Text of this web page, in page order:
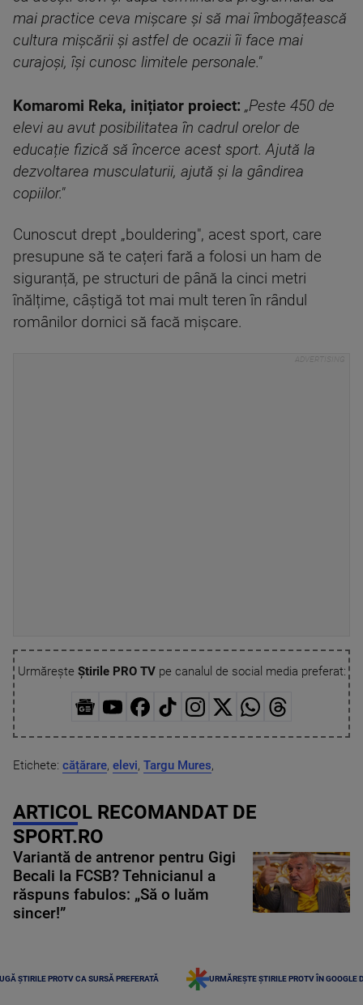
mai practice ceva mișcare și să mai îmbogățească
cultura mișcării și astfel de ocazii îi face mai
curajoși, își cunosc limitele personale."
Komaromi Reka, inițiator proiect: „Peste 450 de
elevi au avut posibilitatea în cadrul orelor de
educație fizică să încerce acest sport. Ajută la
dezvoltarea musculaturii, ajută și la gândirea
copiilor."
Cunoscut drept „bouldering", acest sport, care
presupune să te cațeri fară a folosi un ham de
siguranță, pe structuri de până la cinci metri
înălțime, câștigă tot mai mult teren în rândul
românilor dornici să facă mișcare.
Urmărește Știrile PRO TVpe canalul de social media preferat:
Etichete: cățărare, elevi, Targu Mures,
ARTICOL RECOMANDAT DE
SPORT.RO
Variantă de antrenor pentru Gigi
Becali la FCSB? Tehnicianul a
răspuns fabulos: „Să o luăm
sincer!”
ȘTIRILE PROTV CA SURSĂ PREFERATĂ URMĂREȘTE ȘTIRILE PROTV ÎN GOOGLE